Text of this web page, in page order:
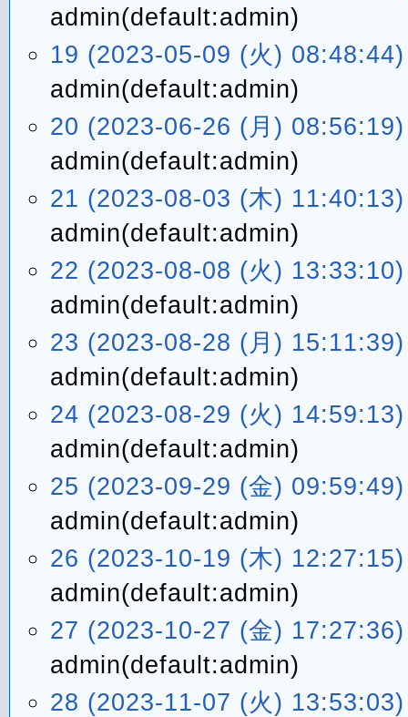
admin(default:admin)
19 (2023-05-09 (火) 08:48:44)
admin(default:admin)
20 (2023-06-26 (月) 08:56:19)
admin(default:admin)
21 (2023-08-03 (木) 11:40:13)
admin(default:admin)
22 (2023-08-08 (火) 13:33:10)
admin(default:admin)
23 (2023-08-28 (月) 15:11:39)
admin(default:admin)
24 (2023-08-29 (火) 14:59:13)
admin(default:admin)
25 (2023-09-29 (金) 09:59:49)
admin(default:admin)
26 (2023-10-19 (木) 12:27:15)
admin(default:admin)
27 (2023-10-27 (金) 17:27:36)
admin(default:admin)
28 (2023-11-07 (火) 13:53:03)